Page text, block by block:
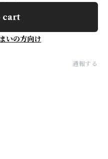
cart
いの方向け
通報する